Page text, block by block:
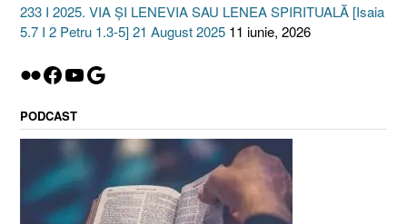
233 I 2025. VIA ȘI LENEVIA SAU LENEA SPIRITUALĂ [Isaia
5.7 I 2 Petru 1.3-5] 21 August 2025 11 iunie, 2026
Flickr
Facebook
YouTube
Google
PODCAST